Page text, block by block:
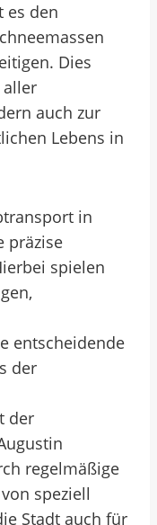
es den
Dies
auch zur
Lebens in
in
präzise
spielen
entscheidende
der
der
regelmäßige
speziell
Stadt auch für